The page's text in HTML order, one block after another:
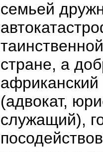
семьей
стране, а
(адвокат,
служащий),